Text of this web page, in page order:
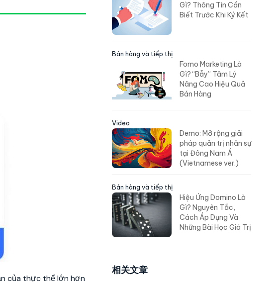
của thực thể lớn hơn
Gì? Thông Tin Cần
Biết Trước Khi Ký Kết
Bán hàng và tiếp thị
Fomo Marketing Là
Gì? “Bẫy” Tâm Lý
Nâng Cao Hiệu Quả
Bán Hàng
Video
Demo: Mở rộng giải
pháp quản trị nhân sự
tại Đông Nam Á
(Vietnamese ver.)
Bán hàng và tiếp thị
Hiệu Ứng Domino Là
Gì? Nguyên Tắc,
Cách Áp Dụng Và
Những Bài Học Giá Trị
相关文章